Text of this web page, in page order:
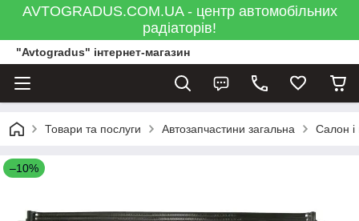
AVTOGRADUS.COM.UA - центр автомобільних
радіаторів!
"Avtogradus" інтернет-магазин
Товари та послуги Автозапчастини загальна Салон і
–10%